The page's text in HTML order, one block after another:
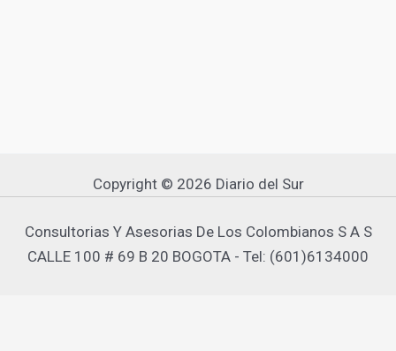
Copyright © 2026 Diario del Sur
Consultorias Y Asesorias De Los Colombianos S A S
CALLE 100 # 69 B 20 BOGOTA - Tel: (601)6134000